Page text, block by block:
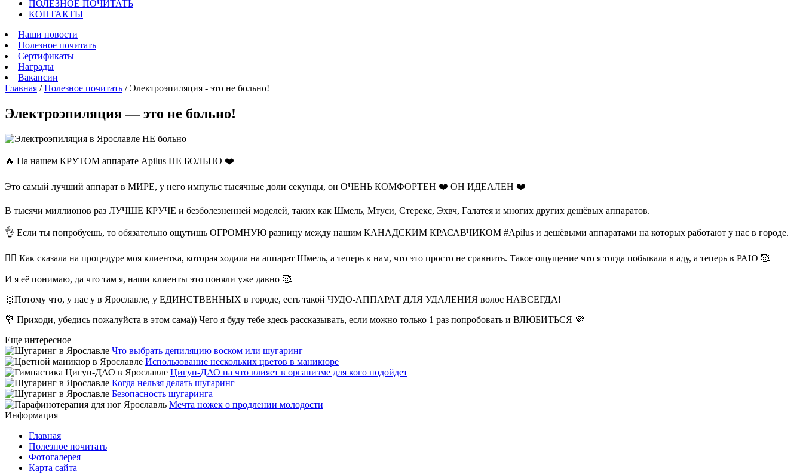
ПОЛЕЗНОЕ ПОЧИТАТЬ
КОНТАКТЫ
Наши новости
Полезное почитать
Сертификаты
Награды
Вакансии
Главная /Полезное почитать /Электроэпиляция - это не больно!
Электроэпиляция — это не больно!
🔥 На нашем КРУТОМ аппарате Apilus НЕ БОЛЬНО ❤️
Это самый лучший аппарат в МИРЕ, у него импульс тысячные доли секунды, он ОЧЕНЬ КОМФОРТЕН ❤️ ОН ИДЕАЛЕН ❤️
В тысячи миллионов раз ЛУЧШЕ КРУЧЕ и безболезненней моделей, таких как Шмель, Мтуси, Стерекс, Эхвч, Галатея и многих других дешёвых аппаратов.
👌 Если ты попробуешь, то обязательно ощутишь ОГРОМНУЮ разницу между нашим КАНАДСКИМ КРАСАВЧИКОМ #Apilus и дешёвыми аппаратами на которых работают у нас в городе.
🙋‍♀️ Как сказала на процедуре моя клиентка, которая ходила на аппарат Шмель, а теперь к нам, что это просто не сравнить. Такое ощущение что я тогда побывала в аду, а теперь в РАЮ 🥰
И я её понимаю, да что там я, наши клиенты это поняли уже давно 🥰
🥇Потому что, у нас у в Ярославле, у ЕДИНСТВЕННЫХ в городе, есть такой ЧУДО-АППАРАТ ДЛЯ УДАЛЕНИЯ волос НАВСЕГДА!
💐 Приходи, убедись пожалуйста в этом сама)) Чего я буду тебе здесь рассказывать, если можно только 1 раз попробовать и ВЛЮБИТЬСЯ 💜
Еще интересное
Что выбрать депиляцию воском или шугаринг
Использование нескольких цветов в маникюре
Цигун-ДАО на что влияет в организме для кого подойдет
Когда нельзя делать шугаринг
Безопасность шугаринга
Мечта ножек о продлении молодости
Информация
Главная
Полезное почитать
Фотогалерея
Карта сайта